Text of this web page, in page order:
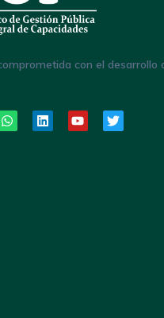
con el desarrollo